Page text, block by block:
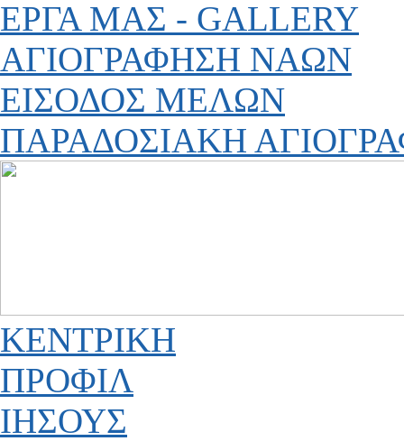
ΕΡΓΑ ΜΑΣ - GALLERY
ΑΓΙΟΓΡΑΦΗΣΗ ΝΑΩΝ
ΕΙΣΟΔΟΣ ΜΕΛΩΝ
ΠΑΡΑΔΟΣΙΑΚΗ
ΚΕΝΤΡΙΚΗ
ΠΡΟΦΙΛ
ΙΗΣΟΥΣ